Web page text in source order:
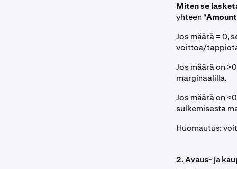
Miten se
yhteen "Amount
Jos määrä = 0,
voittoa/
Jos määrä on
marginaalilla.
Jos määrä on
sulkemisesta
Huomautus:
2. Avaus- ja